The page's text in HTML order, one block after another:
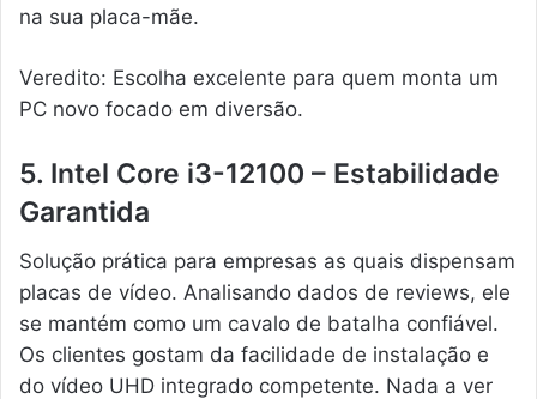
na sua placa-mãe.
Veredito: Escolha excelente para quem monta um
PC novo focado em diversão.
5. Intel Core i3-12100 – Estabilidade
Garantida
Solução prática para empresas as quais dispensam
placas de vídeo. Analisando dados de reviews, ele
se mantém como um cavalo de batalha confiável.
Os clientes gostam da facilidade de instalação e
do vídeo UHD integrado competente. Nada a ver